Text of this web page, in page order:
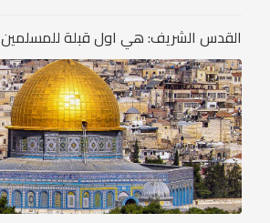
القدس الشريف: هي اول قبلة للمسلمين